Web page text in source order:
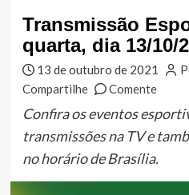
Transmissão
quarta, dia 13/10/
13 de outubro de 2021
Compartilhe
Comente
Confira os eventos
transmissões na TV e
no horário de Brasília.